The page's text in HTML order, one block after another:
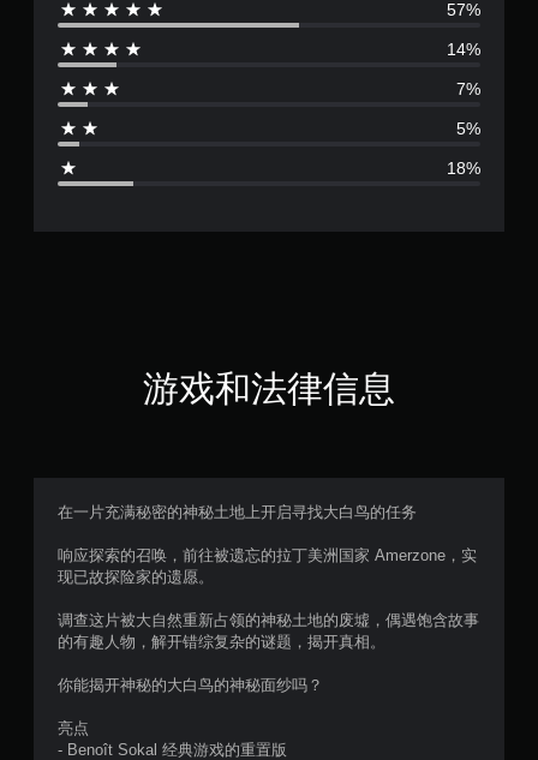
评
价
8
颗
57%
14%
7%
5%
18%
游戏和法律信息
在一片充满秘密的神秘土地上开启寻找大白鸟的任务
响应探索的召唤，前往被遗忘的拉丁美洲国家 Amerzone，实
现已故探险家的遗愿。
调查这片被大自然重新占领的神秘土地的废墟，偶遇饱含故事
的有趣人物，解开错综复杂的谜题，揭开真相。
你能揭开神秘的大白鸟的神秘面纱吗？
亮点
- Benoît Sokal 经典游戏的重置版